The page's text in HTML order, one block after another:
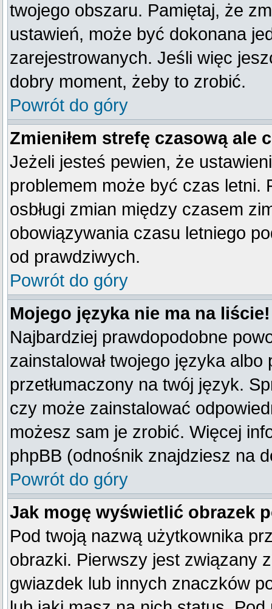
twojego obszaru. Pamiętaj, że
ustawień, może być dokonana
zarejestrowanych. Jeśli więc
dobry moment, żeby to zrobić.
Powrót do góry
Zmieniłem strefę czasową ale
Jeżeli jesteś pewien, że
problemem może być czas letni.
osbługi zmian między czasem
obowiązywania czasu letniego
od prawdziwych.
Powrót do góry
Mojego języka nie ma na liście!
Najbardziej prawdopodobne
zainstalował twojego języka
przetłumaczony na twój język.
czy może zainstalować
możesz sam je zrobić. Więcej
phpBB (odnośnik znajdziesz na
Powrót do góry
Jak mogę wyświetlić obrazek
Pod twoją nazwą użytkownika
obrazki. Pierwszy jest związany
gwiazdek lub innych znaczków